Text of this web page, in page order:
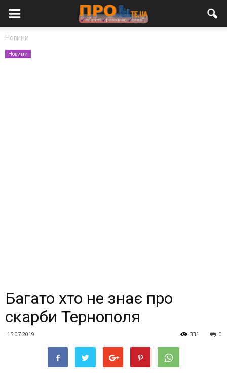
Новини
Новини
Багато хто не знає про
скарби Тернополя
15.07.2019 0
331